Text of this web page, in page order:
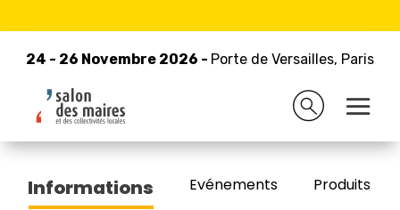
24 - 26 Novembre 2026 - Porte de Versailles, Paris
24 - 26 Novembre 2026 - Porte de Versailles, Paris
Retour à la liste des exposants
SYLVATRADE
Informations Evénements Produits/